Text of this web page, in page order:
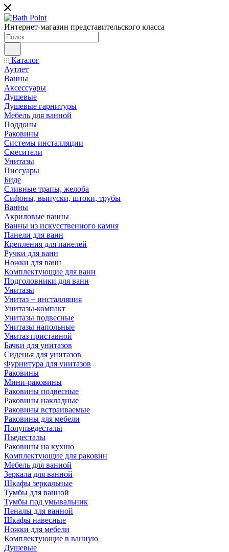
Интернет-магазин представительского класса
Каталог
Аутлет
Ванны
Аксессуары
Душевые
Душевые гарнитуры
Мебель для ванной
Поддоны
Раковины
Системы инсталляции
Смесители
Унитазы
Писсуары
Биде
Сливные трапы, желоба
Сифоны, выпуски, штоки, трубы
Ванны
Акриловые ванны
Ванны из искусственного камня
Панели для ванн
Крепления для панелей
Ручки для ванн
Ножки для ванн
Комплектующие для ванн
Подголовники для ванн
Унитазы
Унитаз + инсталляция
Унитазы-компакт
Унитазы подвесные
Унитазы напольные
Унитаз приставной
Бачки для унитазов
Сиденья для унитазов
Фурнитура для унитазов
Раковины
Мини-раковины
Раковины подвесные
Раковины накладные
Раковины встраиваемые
Раковины для мебели
Полупьедесталы
Пьедесталы
Раковины на кухню
Комплектующие для раковин
Мебель для ванной
Зеркала для ванной
Шкафы зеркальные
Тумбы для ванной
Тумбы под умывальник
Пеналы для ванной
Шкафы навесные
Ножки для мебели
Комплектующие в ванную
Душевые